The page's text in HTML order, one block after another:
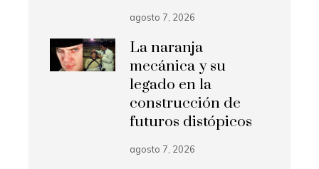
agosto 7, 2026
La naranja
mecánica y su
legado en la
construcción de
futuros distópicos
agosto 7, 2026